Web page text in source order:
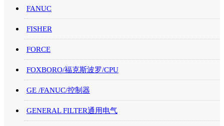
FANUC
FISHER
FORCE
FOXBORO/福克斯波罗/CPU
GE /FANUC/控制器
GENERAL FILTER通用电气